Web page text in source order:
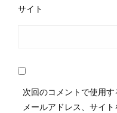
サイト
次回のコメントで使用す
メールアドレス、サイト